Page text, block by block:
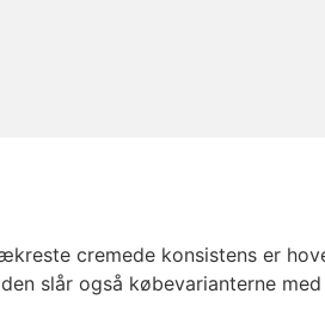
cremede konsistens er
slår også købevarianterne